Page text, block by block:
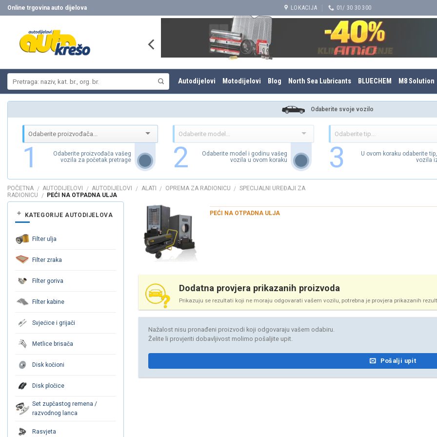
Skip
to
Online trgovina auto dijelova LOKACIJA 01/ 30 30 300
Autodijelovi Motodijelovi Blog North Sea Lubricants BLUECHEM M8 Solution
Odaberite svoje vozilo
1
Odaberite proizvođača vašeg
vozila za početak pretrage
2
Odaberite model i godinu vašeg
vozila u ovom koraku
3
U ovom koraku odaberite
vozila
POČETNA / AUTODIJELOVI / AUTODIJELOVI / ALATI / OPREMA ZA RADIONICU / SPECIJALNI UREĐAJI ZA
RADIONICU / PEĆI NA OTPADNA ULJA
KATEGORIJE AUTODIJELOVA
Filter ulja
Filter zraka
Filter goriva
Filter kabine
Svjećice i grijači
Metlice brisača
Disk kočioni
Disk pločice
Set zupčastog remena /
razvodnog lanca
Rasvjeta
PEĆI NA OTPADNA ULJA
Dodatna provjera prikazanih proizvoda
Prikazuju se rezultati koji ne moraju odgovarati vašem vozilu, potrebna je provjera prikazanih
Nažalost nisu pronađeni proizvodi koji odgovaraju vašem odabiru.
Želite li provjeriti dobavljivost molimo pošaljite upit.
Pošalji upit